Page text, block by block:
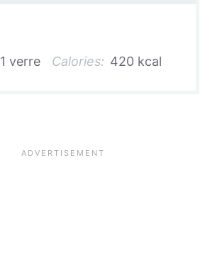
1 verre Calories: 420 kcal